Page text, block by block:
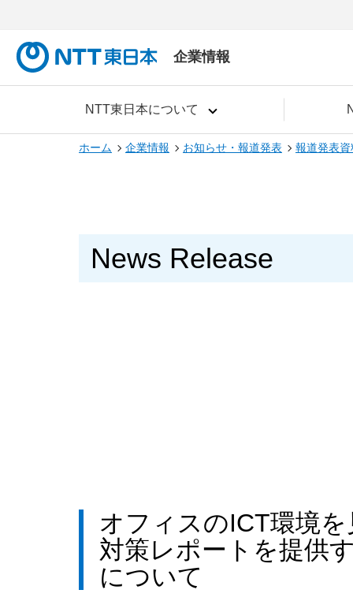
企業情報
NTT東日本について
ホーム 企業情報 お知らせ・報道発表 報道発表資
News Release
オフィスのICT環境
対策レポートを提供
について